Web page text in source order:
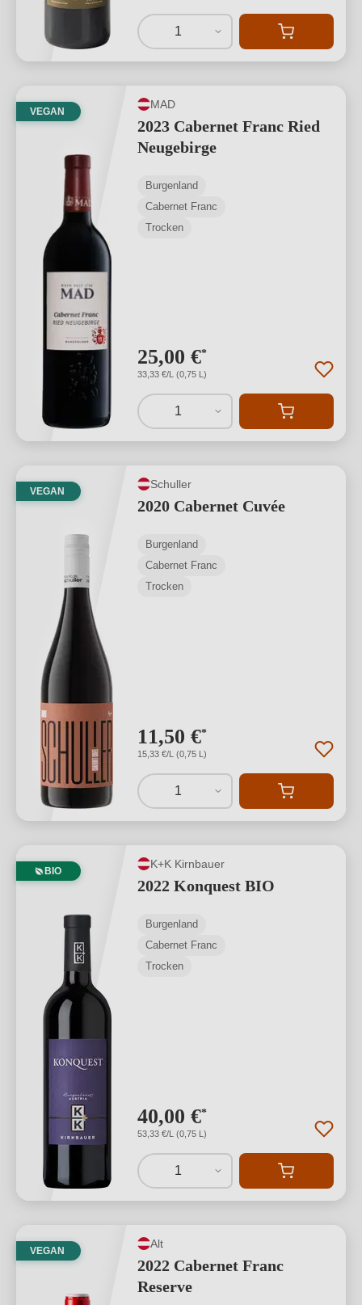
1
VEGAN
MAD
2023 Cabernet Franc Ried
Neugebirge
Burgenland
Cabernet Franc
Trocken
25,00 €*
33,33 €/L (0,75 L)
1
VEGAN
Schuller
2020 Cabernet Cuvée
Burgenland
Cabernet Franc
Trocken
11,50 €*
15,33 €/L (0,75 L)
1
BIO
K+K Kirnbauer
2022 Konquest BIO
Burgenland
Cabernet Franc
Trocken
40,00 €*
53,33 €/L (0,75 L)
1
VEGAN
Alt
2022 Cabernet Franc
Reserve